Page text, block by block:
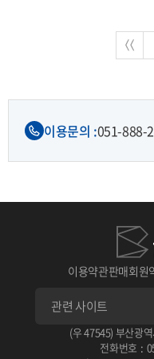
이용문의 :051-888-
이용약관판매회원
(우 47545) 부산광
전화번호 :